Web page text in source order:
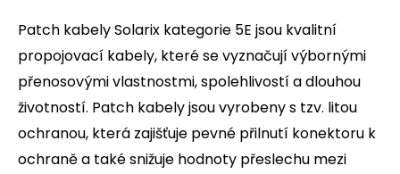
Patch kabely Solarix kategorie 5E jsou kvalitní
propojovací kabely, které se vyznačují výbornými
přenosovými vlastnostmi, spolehlivostí a dlouhou
životností. Patch kabely jsou vyrobeny s tzv. litou
ochranou, která zajišťuje pevné přilnutí konektoru k
ochraně a také snižuje hodnoty přeslechu mezi